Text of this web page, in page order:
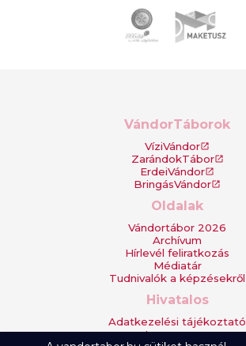
VándorTáborok
VíziVándoropen_in_new
ZarándokTáboropen_in_new
ErdeiVándoropen_in_new
BringásVándoropen_in_new
Oldalak
Vándortábor 2026
Archívum
Hírlevél feliratkozás
Médiatár
Tudnivalók a képzésekről
Hivatalos
Adatkezelési tájékoztató
Impresszum